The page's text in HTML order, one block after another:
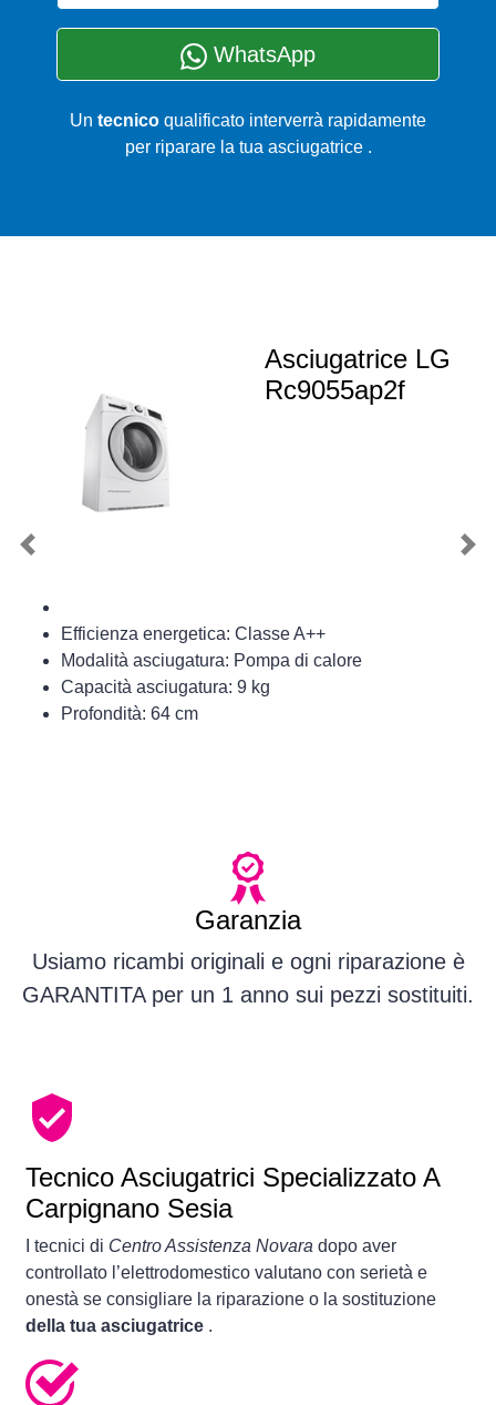
WhatsApp
Un tecnico qualificato interverrà rapidamente
per riparare la tua asciugatrice .
Asciugatrice LG
Rc9055ap2f
Efficienza energetica: Classe A++
Modalità asciugatura: Pompa di calore
Capacità asciugatura: 9 kg
Profondità: 64 cm
Previous
Garanzia
Usiamo ricambi originali e ogni riparazione è
GARANTITA per un 1 anno sui pezzi sostituiti.
Tecnico Asciugatrici Specializzato A
Carpignano Sesia
I tecnici di Centro Assistenza Novara dopo aver
controllato l’elettrodomestico valutano con serietà e
onestà se consigliare la riparazione o la sostituzione
della tua asciugatrice .